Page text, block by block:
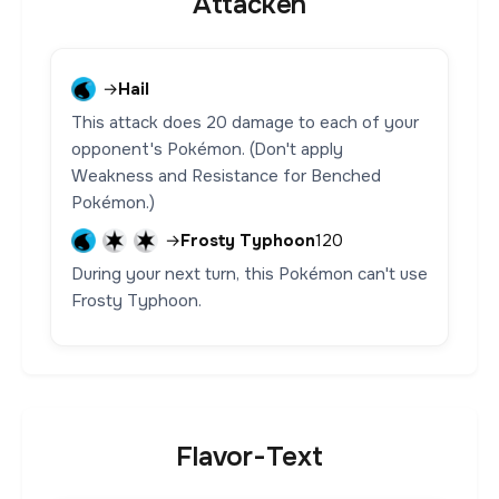
→Hail
This attack does 20 damage to each of your
opponent's Pokémon. (Don't apply
Weakness and Resistance for Benched
Pokémon.)
→Frosty Typhoon120
During your next turn, this Pokémon can't use
Frosty Typhoon.
Flavor-Text